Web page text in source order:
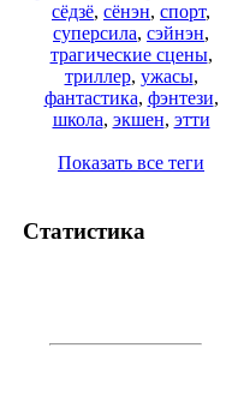
сёдзё, сёнэн, спорт,
суперсила, сэйнэн,
трагические сцены,
триллер, ужасы,
фантастика, фэнтези,
школа, экшен, этти
Показать все теги
Статистика